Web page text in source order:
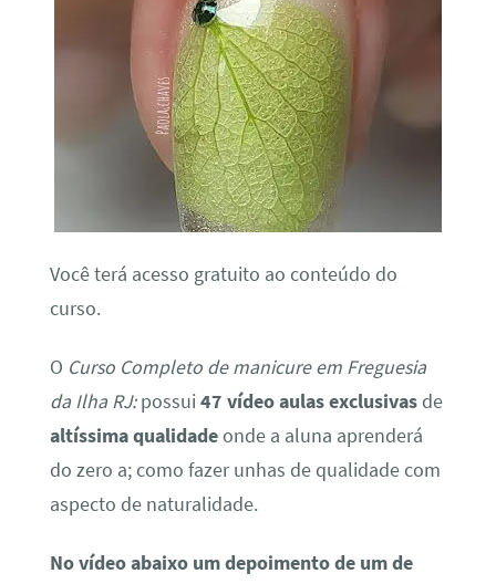
Você terá acesso gratuito ao conteúdo do
curso.
O Curso Completo de manicure em Freguesia
da Ilha RJ:possui 47 vídeo aulas exclusivasde
altíssima qualidadeonde a aluna aprenderá
do zero a; como fazer unhas de qualidade com
aspecto de naturalidade.
No vídeo abaixo um depoimento de um de